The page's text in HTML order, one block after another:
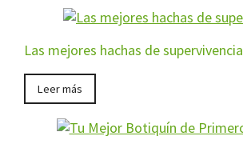
Las mejores hachas de supervivencia
Leer más